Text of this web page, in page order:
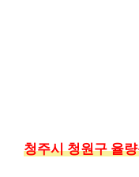
청주시 청원구 율